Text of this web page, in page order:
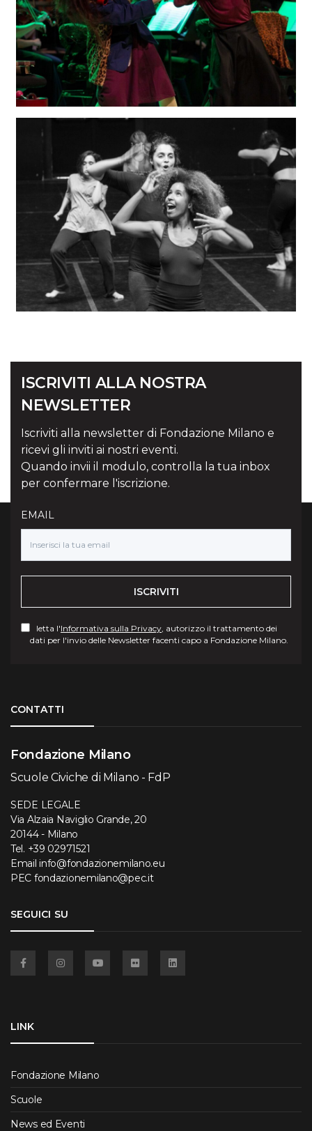
ISCRIVITI ALLA NOSTRA
NEWSLETTER
Iscriviti alla newsletter di Fondazione Milano e
ricevi gli inviti ai nostri eventi.
Quando invii il modulo, controlla la tua inbox
per confermare l'iscrizione.
EMAIL
ISCRIVITI
letta l'Informativa sulla Privacy, autorizzo il trattamento dei
dati per l'invio delle Newsletter facenti capo a Fondazione Milano.
CONTATTI
Fondazione Milano
Scuole Civiche di Milano - FdP
SEDE LEGALE
Via Alzaia Naviglio Grande, 20
20144 - Milano
Tel. +39 02971521
Email info@fondazionemilano.eu
PEC fondazionemilano@pec.it
SEGUICI SU
LINK
Fondazione Milano
Scuole
News ed Eventi